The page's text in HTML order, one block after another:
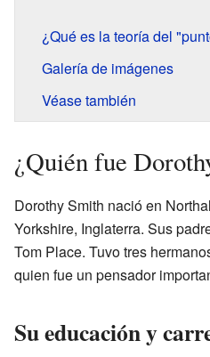
¿Qué es la teoría del
Galería de imágenes
Véase también
¿Quién fue
Dorothy Smith nació en
Yorkshire, Inglaterra. Sus
Tom Place. Tuvo tres
quien fue un pensador
Su educación y